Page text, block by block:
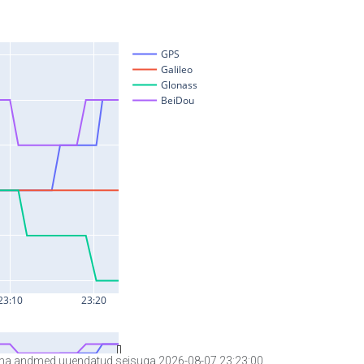
andmed uuendatud seisuga 2026-08-07 23:23:00